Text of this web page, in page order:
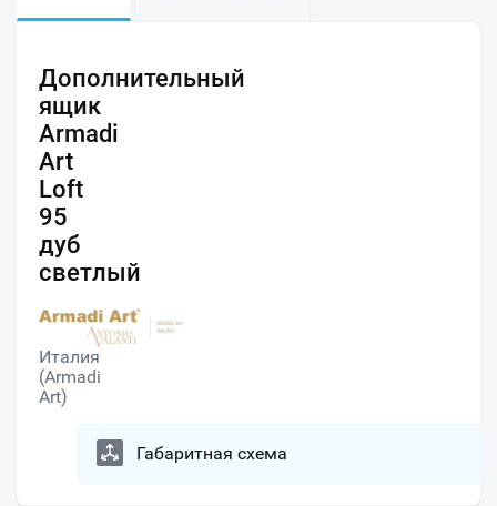
Дополнительный
ящик
Armadi
Art
Loft
95
дуб
светлый
Италия
(Armadi
Art)
Габаритная схема